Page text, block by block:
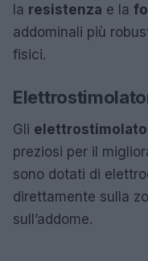
la resistenza e la
addominali più
fisici.
Gli
preziosi per il
sono dotati di
direttamente sulla
sull’addome.